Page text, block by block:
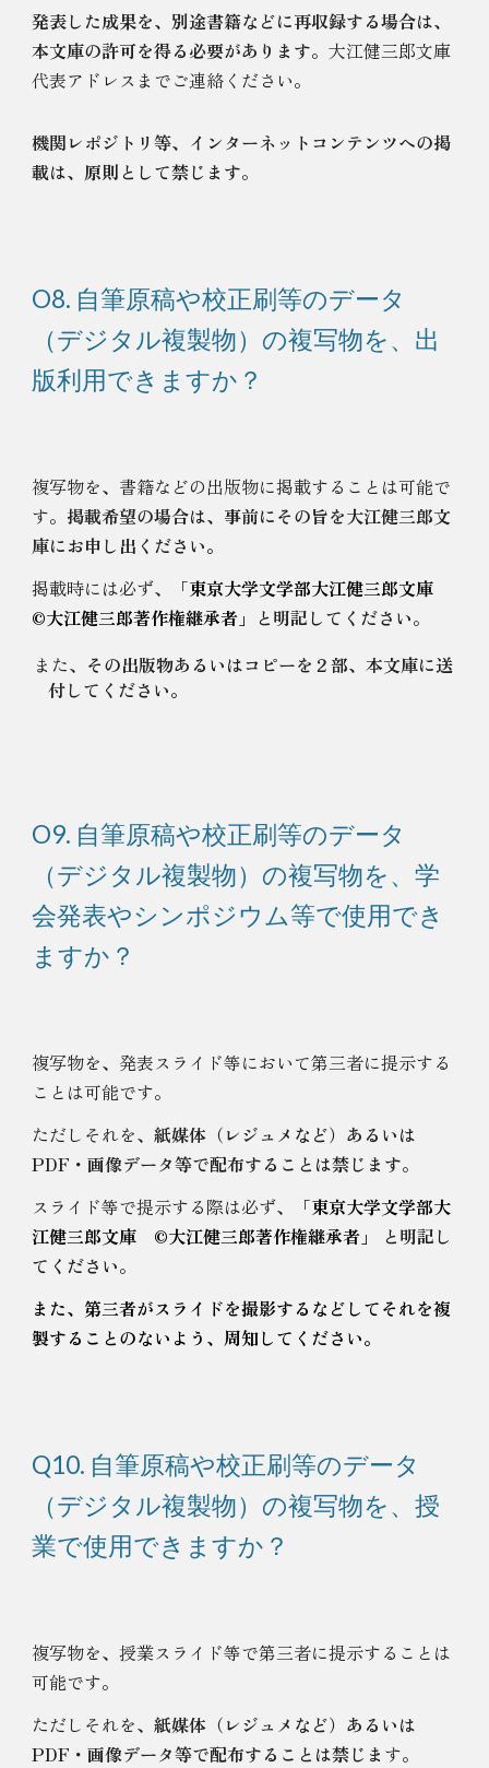
発表した成果を、別途書籍などに再収録する場合は、
本文庫の許可を得る必要があります。大江健三郎文庫
代表アドレスまでご連絡ください。
機関レポジトリ等、インターネットコンテンツへの掲
載は、原則として禁じます。
O8. 自筆原稿や校正刷等のデータ
（デジタル複製物）の複写物を、出
版利用できますか？
複写物を、書籍などの出版物に掲載することは可能で
す。 掲載希望の場合は、事前にその旨を大江健三郎文
庫にお申し出ください。
掲載時には必ず、 「東京大学文学部大江健三郎文庫
©️大江健三郎著作権継承者」 と明記してください。
また、 その出版物あるいはコピーを２部、本文庫に送
付してください。
O9. 自筆原稿や校正刷等のデータ
（デジタル複製物）の複写物を、学
会発表やシンポジウム等で使用でき
ますか？
複写物を、発表スライド等において第三者に提示する
ことは可能です。
ただしそれを、紙媒体（レジュメなど）あるいは
PDF・画像データ等で配布することは禁じます。
スライド等で提示する際は必ず、
「東京大学文学部大
江健三郎文庫 ©️大江健三郎著作権継承者」
と明記し
てください。
また、第三者がスライドを撮影するなどしてそれを複
製することのないよう、周知してください。
Q10. 自筆原稿や校正刷等のデータ
（デジタル複製物）の複写物を、授
業で使用できますか？
複写物を、授業スライド等で第三者に提示することは
可能です。
ただしそれを、紙媒体（レジュメなど）あるいは
PDF・画像データ等で配布することは禁じま す。